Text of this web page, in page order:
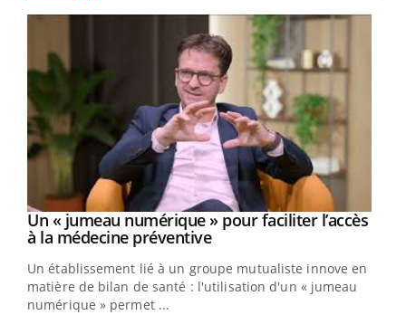
Youtube
Un « jumeau numérique » pour faciliter l’accès
à la médecine préventiveYoutube
Un établissement lié à un groupe mutualiste innove en
matière de bilan de santé : l'utilisation d'un « jumeau
numérique » permet ...